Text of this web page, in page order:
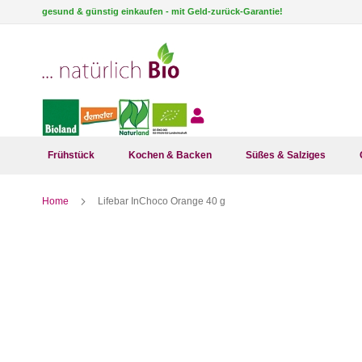
Direkt
gesund & günstig einkaufen - mit Geld-zurück-Garantie!
Frühstück Kochen & Backen Süßes & Salziges
Home Lifebar InChoco Orange 40 g